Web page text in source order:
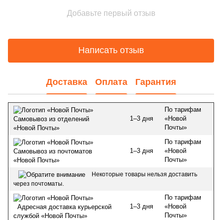
Добавьте первый отзыв
Написать отзыв
Доставка Оплата Гарантия
Самовывоз из отделений
«Новой Почты»
1–3 дня
По тарифам
«Новой
Почты»
Самовывоз из почтоматов
«Новой Почты»
1–3 дня
По тарифам
«Новой
Почты»
Некоторые товары нельзя доставить
через почтоматы.
Адресная доставка курьерской
службой «Новой Почты»
1–3 дня
По тарифам
«Новой
Почты»